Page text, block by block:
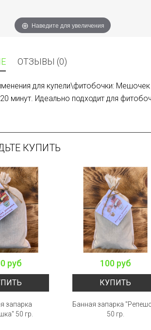
Наведите для увеличения
ОТЗЫВЫ (0)
для купели\фитобочки:
минут. Идеально подходит для
КУПИТЬ
руб
запарка
50 гр.
100 руб
КУПИТЬ
Банная запарка
50 гр.